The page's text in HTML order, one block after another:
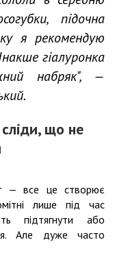
підочна
я рекомендую
гіалуронка
набряк", —
що не
— все це створює
лише під час
підтягнути або
Але дуже часто